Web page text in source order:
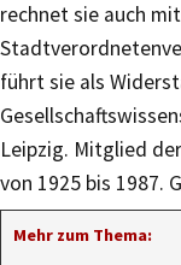
rechnet sie auch
führt sie als
Leipzig. Mitglied
von 1925 bis 1987.
Mehr zum Thema: